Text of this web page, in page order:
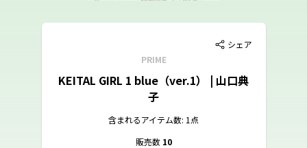
シェア
PRIME
KEITAL GIRL 1 blue（ver.1） | 山口典
子
含まれるアイテム数: 1点
販売数 10